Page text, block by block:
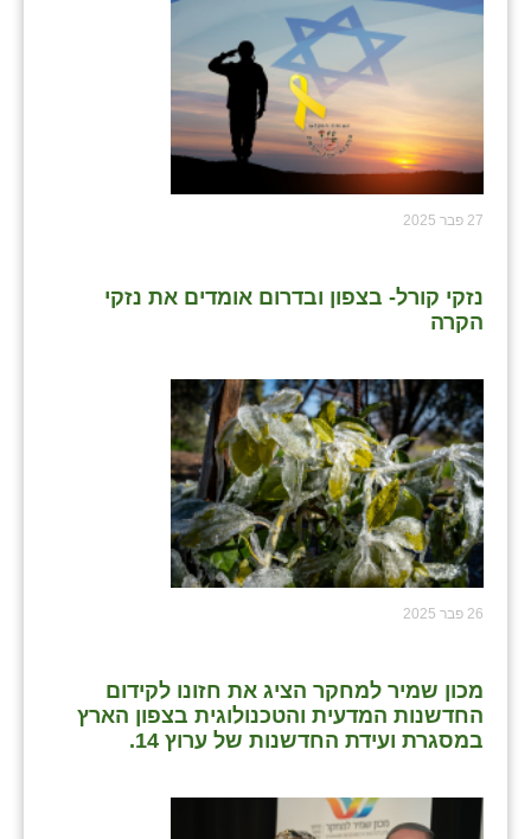
27 פבר 2025
נזקי קורל- בצפון ובדרום אומדים את נזקי
הקרה
26 פבר 2025
מכון שמיר למחקר הציג את חזונו לקידום
החדשנות המדעית והטכנולוגית בצפון הארץ
במסגרת ועידת החדשנות של ערוץ 14.